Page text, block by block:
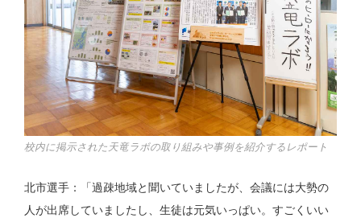
校内に掲示された天竜ラボの取り組みや事例を紹介するレポート
北市選手：「過疎地域と聞いていましたが、会議には大勢の
人が出席していましたし、生徒は元気いっぱい。すごくいい